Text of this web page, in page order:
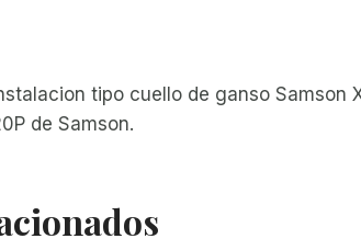
tipo cuello de ganso Samson
de Samson.